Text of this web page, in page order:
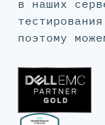
в наших
поэтому